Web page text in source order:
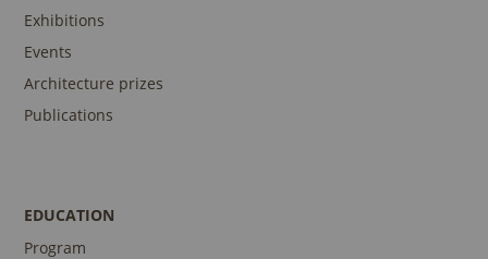
Exhibitions
Events
Architecture prizes
Publications
EDUCATION
Program